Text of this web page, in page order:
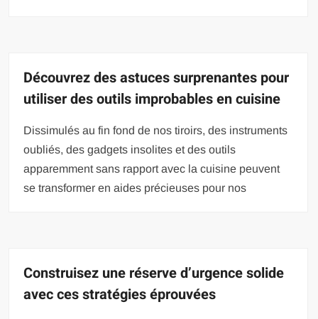
Découvrez des astuces surprenantes pour
utiliser des outils improbables en cuisine
Dissimulés au fin fond de nos tiroirs, des instruments
oubliés, des gadgets insolites et des outils
apparemment sans rapport avec la cuisine peuvent
se transformer en aides précieuses pour nos
Construisez une réserve d’urgence solide
avec ces stratégies éprouvées